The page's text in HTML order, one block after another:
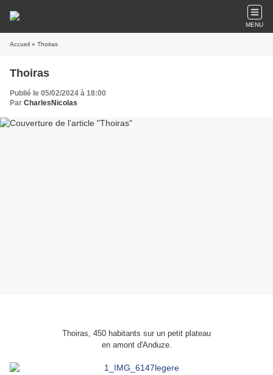
MENU
Accueil » Thoiras
Thoiras
Publié le 05/02/2024 à 18:00
Par CharlesNicolas
Thoiras, 450 habitants sur un petit plateau
en amont d'Anduze.